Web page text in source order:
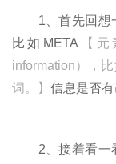
1、首先回想一
比如META 【
information），
词。】 信息是否
2、接着看一看